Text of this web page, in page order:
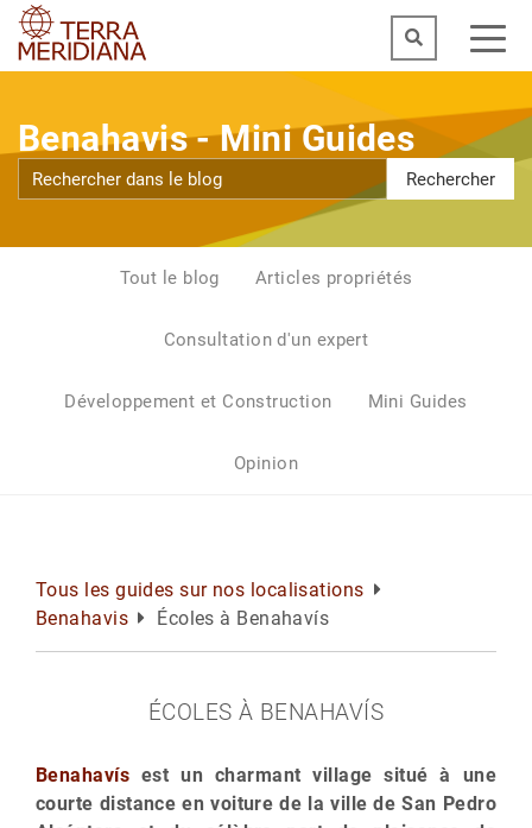
Benahavis - Mini Guides
Rechercher
Tout le blog Articles propriétés
Consultation d'un expert
Développement et Construction Mini Guides
Opinion
Tous les guides sur nos localisations
Benahavis
Écoles à Benahavís
ÉCOLES À BENAHAVÍS
Benahavís est un charmant village situé à une
courte distance en voiture de la ville de San Pedro